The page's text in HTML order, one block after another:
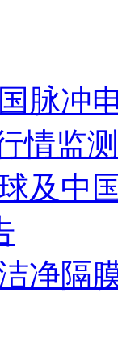
脉冲
情监
及中
净隔